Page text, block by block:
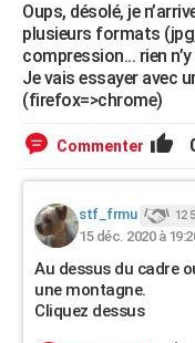
Oups, désolé, je
plusieurs formats
compression... rien
Je vais essayer avec
(firefox=>chrome)
Commenter
stf_frmu 12
15 déc. 2020 à
Au dessus du cadre
une montagne.
Cliquez dessus